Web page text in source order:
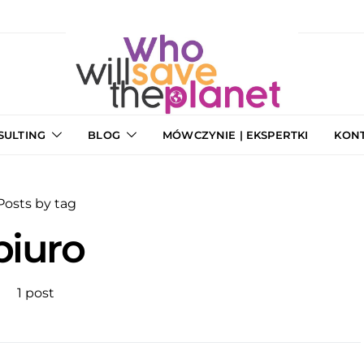
BLOG MÓWCZYNIE | EKSPERTKI
by tag
1 post